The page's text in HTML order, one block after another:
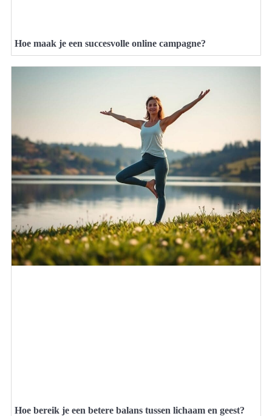
Hoe maak je een succesvolle online campagne?
Hoe bereik je een betere balans tussen lichaam en geest?